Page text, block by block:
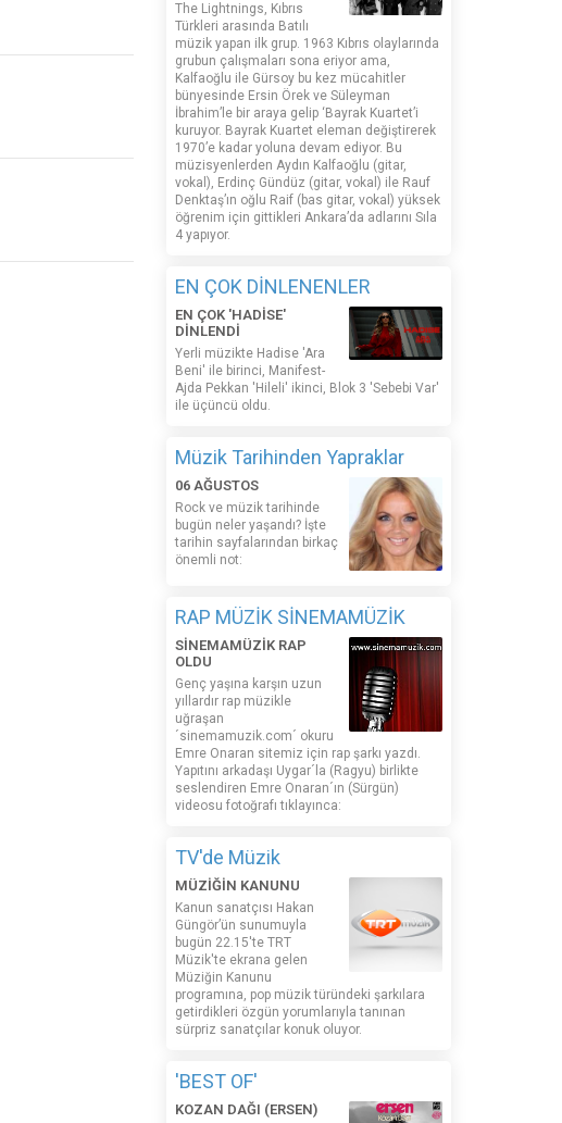
The Lightnings, Kıbrıs
Türkleri arasında Batılı
müzik yapan ilk grup. 1963 Kıbrıs olaylarında
grubun çalışmaları sona eriyor ama,
Kalfaoğlu ile Gürsoy bu kez mücahitler
bünyesinde Ersin Örek ve Süleyman
İbrahim’le bir araya gelip ‘Bayrak Kuartet’i
kuruyor. Bayrak Kuartet eleman değiştirerek
1970’e kadar yoluna devam ediyor. Bu
müzisyenlerden Aydın Kalfaoğlu (gitar,
vokal), Erdinç Gündüz (gitar, vokal) ile Rauf
Denktaş’ın oğlu Raif (bas gitar, vokal) yüksek
öğrenim için gittikleri Ankara’da adlarını Sıla
4 yapıyor.
EN ÇOK DİNLENENLER
EN ÇOK 'HADİSE'
DİNLENDİ
Yerli müzikte Hadise 'Ara
Beni' ile birinci, Manifest-
Ajda Pekkan 'Hileli' ikinci, Blok 3 'Sebebi Var'
ile üçüncü oldu.
Müzik Tarihinden Yapraklar
06 AĞUSTOS
Rock ve müzik tarihinde
bugün neler yaşandı? İşte
tarihin sayfalarından birkaç
önemli not:
RAP MÜZİK SİNEMAMÜZİK
SİNEMAMÜZİK RAP
OLDU
Genç yaşına karşın uzun
yıllardır rap müzikle
uğraşan
´sinemamuzik.com´ okuru
Emre Onaran sitemiz için rap şarkı yazdı.
Yapıtını arkadaşı Uygar´la (Ragyu) birlikte
seslendiren Emre Onaran´ın (Sürgün)
videosu fotoğrafı tıklayınca:
TV'de Müzik
MÜZİĞİN KANUNU
Kanun sanatçısı Hakan
Güngör’ün sunumuyla
bugün 22.15'te TRT
Müzik'te ekrana gelen
Müziğin Kanunu
programına, pop müzik türündeki şarkılara
getirdikleri özgün yorumlarıyla tanınan
sürpriz sanatçılar konuk oluyor.
'BEST OF'
KOZAN DAĞI (ERSEN)